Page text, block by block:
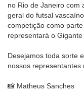
no Rio de Janeiro com
geral do futsal
competição como
representará o
Desejamos toda sorte
nossos
📸 Matheus Sanches